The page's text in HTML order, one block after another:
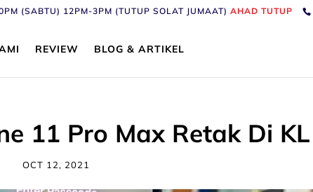
(SABTU) 12PM-3PM (TUTUP SOLAT JUMAAT)AHAD TUTUP
REVIEW BLOG & ARTIKEL
11 Pro Max Retak Di KL
OCT 12, 2021